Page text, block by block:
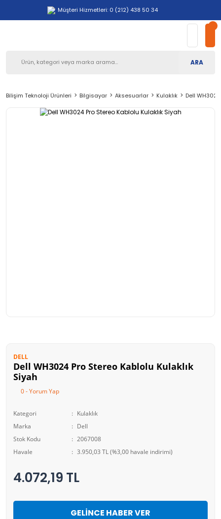
Müşteri Hizmetleri: 0 (212) 438 50 34
ARA
Bilişim Teknoloji Ürünleri Bilgisayar Aksesuarlar Kulaklık Dell
DELL
Dell WH3024 Pro Stereo Kablolu Kulaklık
Siyah
0 - Yorum Yap
Kategori
Kulaklık
Marka
Dell
Stok Kodu
2067008
Havale
3.950,03 TL (%3,00 havale indirimi)
4.072,19 TL
GELİNCE HABER VER